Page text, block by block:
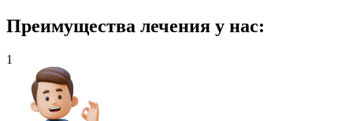
Преимущества лечения у нас:
1